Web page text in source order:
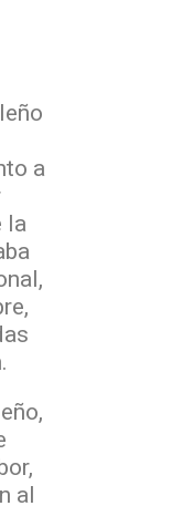
a
la
al